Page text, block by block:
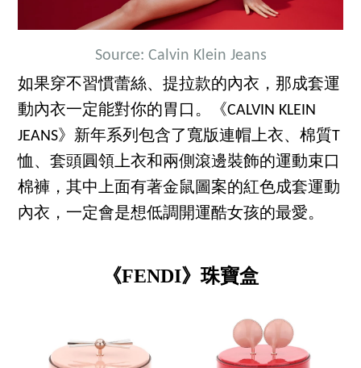
Source: Calvin Klein Jeans
如果穿不習慣蕾絲、提拉款的內衣，那成套運
動內衣一定能對你的胃口。《CALVIN KLEIN
JEANS》新年系列包含了寬版連帽上衣、棉質T
恤、套頭圓領上衣和兩側滾邊裝飾的運動束口
棉褲，其中上面有著金鼠圖案的紅色成套運動
內衣，一定會是想低調開運酷女孩的最愛。
《FENDI》珠寶盒